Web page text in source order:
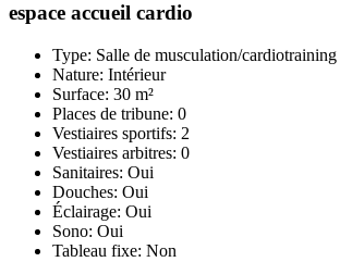
espace accueil cardio
Type: Salle de musculation/cardiotraining
Nature: Intérieur
Surface: 30 m²
Places de tribune: 0
Vestiaires sportifs: 2
Vestiaires arbitres: 0
Sanitaires: Oui
Douches: Oui
Éclairage: Oui
Sono: Oui
Tableau fixe: Non